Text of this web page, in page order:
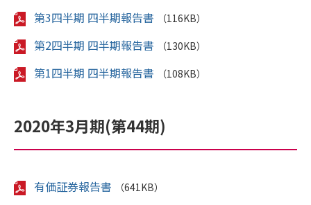
第3四半期 四半期報告書 （116KB）
第2四半期 四半期報告書 （130KB）
第1四半期 四半期報告書 （108KB）
2020年3月期(第44期)
有価証券報告書 （641KB）